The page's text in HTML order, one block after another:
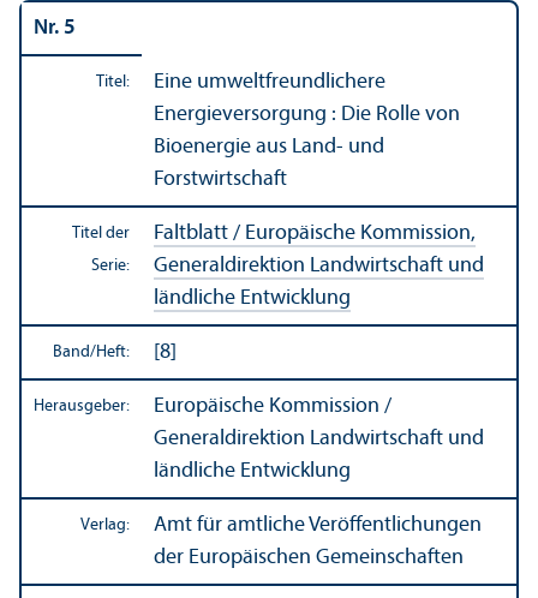
Nr. 5
Titel:
Eine umwelt­freundlichere
Energieversorgung : Die Rolle von
Bioenergie aus Land- und
Forstwirtschaft
Titel der
Serie:
Faltblatt / Europäische Kommission,
Generaldirektion Landwirtschaft und
ländliche Entwicklung
Band/Heft: [8]
Herausgeber:
Europäische Kommission /
Generaldirektion Landwirtschaft und
ländliche Entwicklung
Verlag:
Amt für amtliche Veröffentlichungen
der Europäischen Gemeinschaften